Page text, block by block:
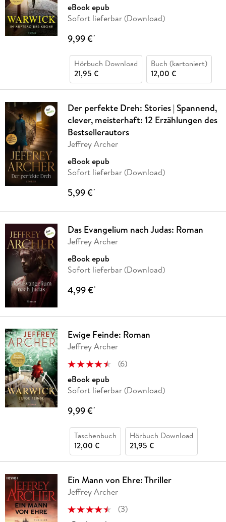
eBook epub
Sofort lieferbar (Download)
9,99 €*
Hörbuch Download
21,95 €
Buch (kartoniert)
12,00 €
Der perfekte Dreh: Stories | Spannend,
clever, meisterhaft: 12 Erzählungen des
Bestsellerautors
Jeffrey Archer
eBook epub
Sofort lieferbar (Download)
5,99 €*
Das Evangelium nach Judas: Roman
Jeffrey Archer
eBook epub
Sofort lieferbar (Download)
4,99 €*
Ewige Feinde: Roman
Jeffrey Archer
(6)
eBook epub
Sofort lieferbar (Download)
9,99 €*
Taschenbuch
12,00 €
Hörbuch Download
21,95 €
Ein Mann von Ehre: Thriller
Jeffrey Archer
(3)